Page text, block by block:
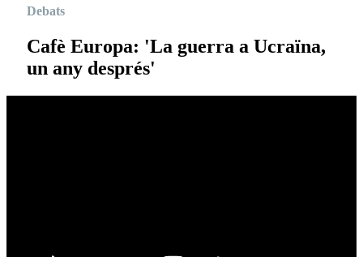
Debats
Cafè Europa: 'La guerra a Ucraïna,
un any després'